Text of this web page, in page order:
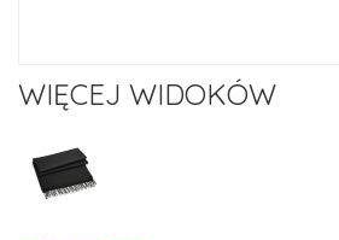
WIĘCEJ WIDOKÓW